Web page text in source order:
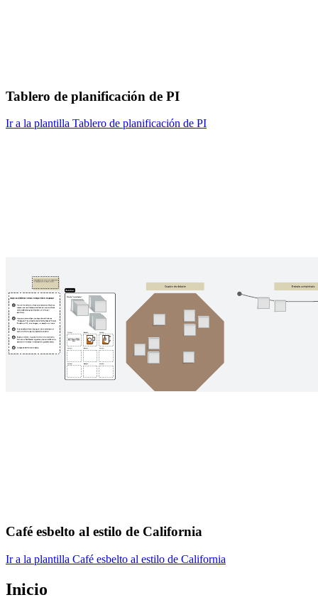
Tablero de planificación de PI
Ir a la plantilla Tablero de planificación de PI
Café esbelto al estilo de California
Ir a la plantilla Café esbelto al estilo de California
Inicio